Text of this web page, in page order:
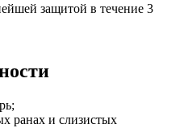
защитой в течение 3
ранах и слизистых